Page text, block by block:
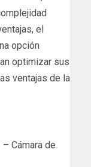
el
opción
optimizar sus
ventajas de la
Cámara de